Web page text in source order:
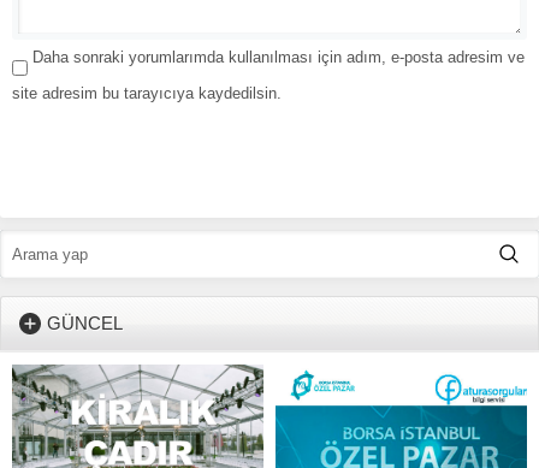
Daha sonraki yorumlarımda kullanılması için adım, e-posta adresim ve
site adresim bu tarayıcıya kaydedilsin.
GÜNCEL